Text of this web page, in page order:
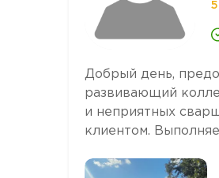
Добрый день,
развивающий
и неприятных
клиентом.